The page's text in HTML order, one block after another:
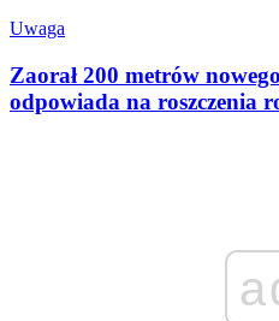
Uwaga
Zaorał 200 metrów
odpowiada na roszczenia